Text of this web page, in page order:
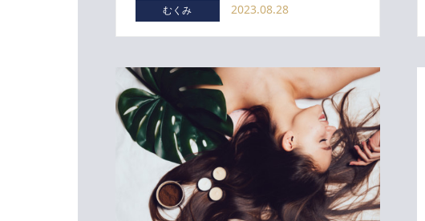
むくみ 2023.08.28